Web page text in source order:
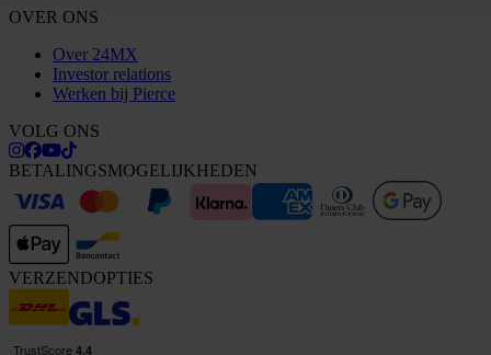
OVER ONS
Over 24MX
Investor relations
Werken bij Pierce
VOLG ONS
BETALINGSMOGELIJKHEDEN
VERZENDOPTIES